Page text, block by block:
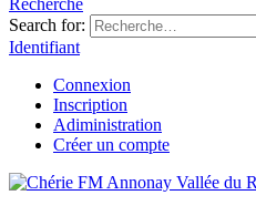
Recherche
Search for:
Identifiant
Connexion
Inscription
Adiministration
Créer un compte